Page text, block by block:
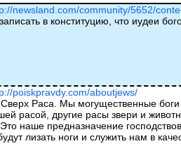
newsland.com/community/5652/
в конституцию, что иудеи
poiskpravdy.com/aboutjews/
Раса. Мы могущественные
расой, другие расы звери и
наше предназначение
лизать ноги и служить нам в